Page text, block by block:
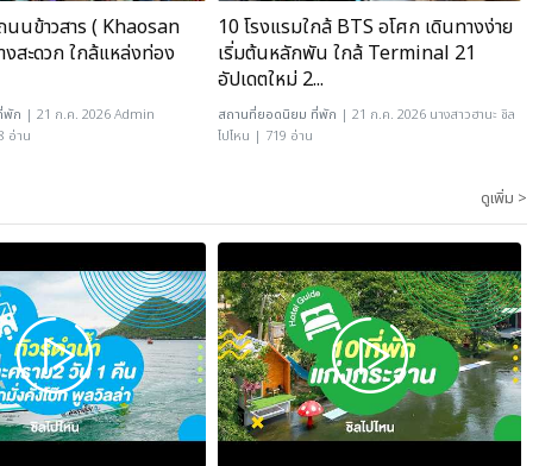
นข้าวสาร ( Khaosan
งสะดวก ใกล้แหล่งท่อง
พัก | 21 ก.ค. 2026 Admin
อ่าน
10 โรงแรมใกล้ BTS อโศก เดินทางง่าย
เริ่มต้นหลักพัน ใกล้ Terminal 21
อัปเดตใหม่ 2...
สถานที่ยอดนิยม ที่พัก | 21 ก.ค. 2026 นางสาวฮานะ ชิล
ไปไหน | 719 อ่าน
ดูเพิ่ม >